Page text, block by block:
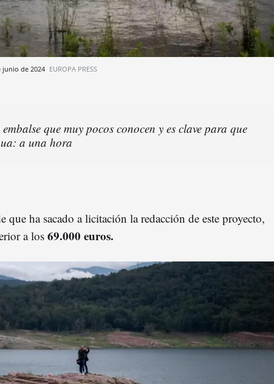
junio de 2024 EUROPA PRESS
que muy pocos conocen y es clave para que
a una hora
que ha sacado a licitación la redacción de este proyecto,
a los69.000 euros.